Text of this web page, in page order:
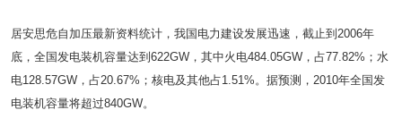
居安思危自加压最新资料统计，我国电力建设发展迅速，截止到2006年
底，全国发电装机容量达到622GW，其中火电484.05GW，占77.82%；水
电128.57GW，占20.67%；核电及其他占1.51%。据预测，2010年全国发
电装机容量将超过840GW。